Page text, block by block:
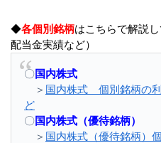
◆各個別銘柄はこちらで解説
配当金実績など）
〇国内株式
＞ 国内株式 個別銘柄の
ど
〇国内株式（優待銘柄）
＞ 国内株式（優待銘柄）